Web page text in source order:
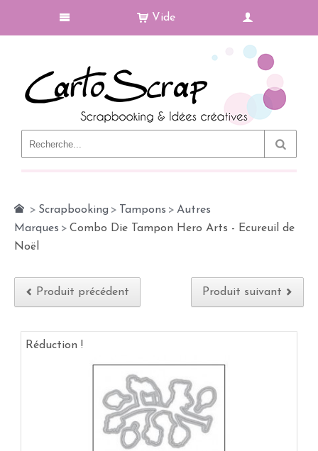
Vide
> Scrapbooking > Tampons > Autres
Marques > Combo Die Tampon Hero Arts - Ecureuil de
Noël
Produit précédent Produit suivant
Réduction !